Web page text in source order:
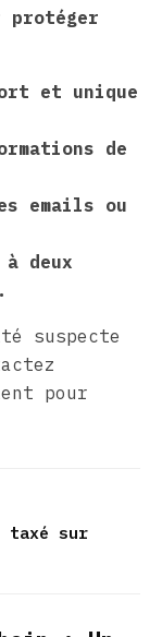
protéger
et unique
de
emails ou
deux
suspecte
pour
taxé sur